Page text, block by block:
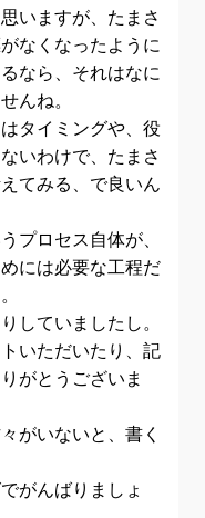
いますが、たまさ
なくなったように
なら、それはなに
んね。
タイミングや、役
いわけで、たまさ
てみる、で良いん
プロセス自体が、
には必要な工程だ
していましたし。
いただいたり、記
がとうございま
がいないと、書く
がんばりましょ